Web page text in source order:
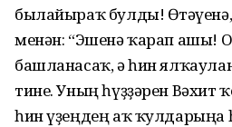
былайыраҡ булды!
менән: “Эшенә ҡарап ашы!
башланасаҡ, ә һин
тине. Уның һүҙҙәрен Вәхит
һин үҙеңдең аҡ ҡулдарыңа